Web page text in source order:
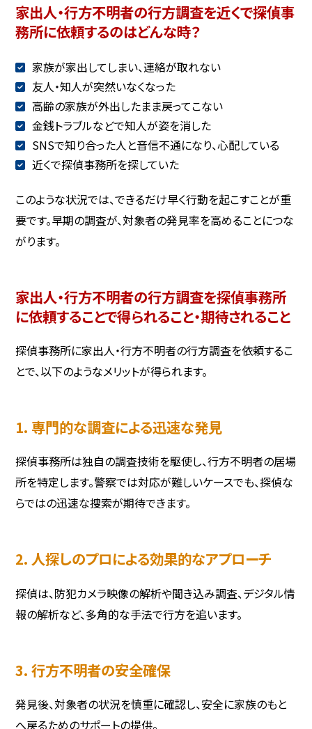
家出人・行方不明者の行方調査を近くで探偵事
務所に依頼するのはどんな時？
家族が家出してしまい、連絡が取れない
友人・知人が突然いなくなった
高齢の家族が外出したまま戻ってこない
金銭トラブルなどで知人が姿を消した
SNSで知り合った人と音信不通になり、心配している
近くで探偵事務所を探していた
このような状況では、できるだけ早く行動を起こすことが重
要です。早期の調査が、対象者の発見率を高めることにつな
がります。
家出人・行方不明者の行方調査を探偵事務所
に依頼することで得られること・期待されること
探偵事務所に家出人・行方不明者の行方調査を依頼するこ
とで、以下のようなメリットが得られます。
1. 専門的な調査による迅速な発見
探偵事務所は独自の調査技術を駆使し、行方不明者の居場
所を特定します。警察では対応が難しいケースでも、探偵な
らではの迅速な捜索が期待できます。
2. 人探しのプロによる効果的なアプローチ
探偵は、防犯カメラ映像の解析や聞き込み調査、デジタル情
報の解析など、多角的な手法で行方を追います。
3. 行方不明者の安全確保
発見後、対象者の状況を慎重に確認し、安全に家族のもと
へ戻るためのサポートの提供。